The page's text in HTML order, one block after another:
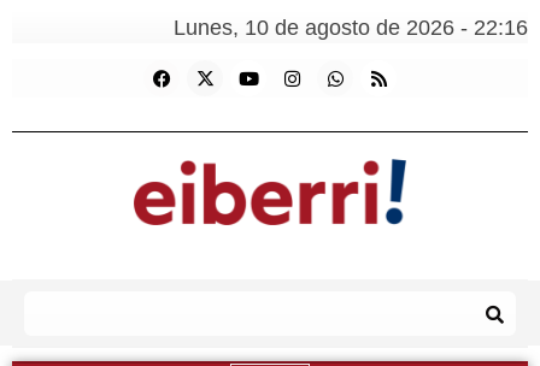
Lunes, 10 de agosto de 2026 - 22:16